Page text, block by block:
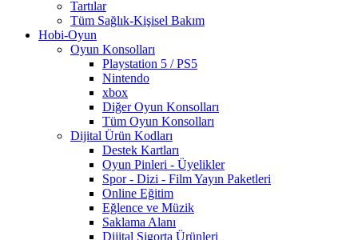
Tartılar
Tüm Sağlık-Kişisel Bakım
Hobi-Oyun
Oyun Konsolları
Playstation 5 / PS5
Nintendo
xbox
Diğer Oyun Konsolları
Tüm Oyun Konsolları
Dijital Ürün Kodları
Destek Kartları
Oyun Pinleri - Üyelikler
Spor - Dizi - Film Yayın Paketleri
Online Eğitim
Eğlence ve Müzik
Saklama Alanı
Dijital Sigorta Ürünleri